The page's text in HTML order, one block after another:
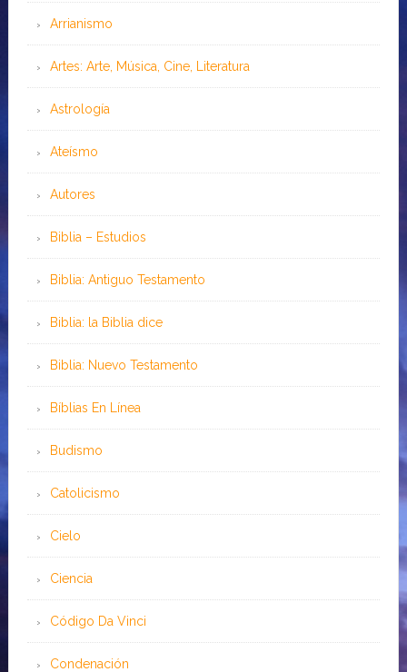
Arrianismo
Artes: Arte, Música, Cine, Literatura
Astrología
Ateísmo
Autores
Biblia – Estudios
Biblia: Antiguo Testamento
Biblia: la Biblia dice
Biblia: Nuevo Testamento
Bíblias En Línea
Budismo
Catolicismo
Cielo
Ciencia
Código Da Vinci
Condenación